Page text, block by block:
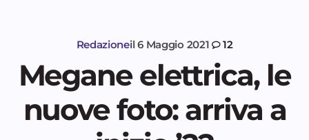
Redazioneil 6 Maggio 2021 12
Megane elettrica, le
nuove foto: arriva a